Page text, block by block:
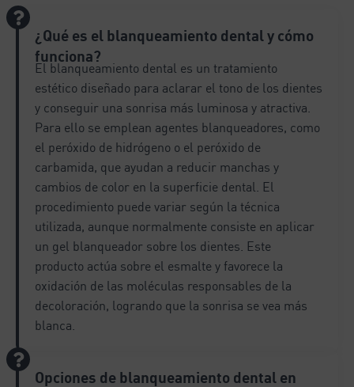
¿Qué es el blanqueamiento dental y cómo
funciona?
El blanqueamiento dental es un tratamiento
estético diseñado para aclarar el tono de los dientes
y conseguir una sonrisa más luminosa y atractiva.
Para ello se emplean agentes blanqueadores, como
el peróxido de hidrógeno o el peróxido de
carbamida, que ayudan a reducir manchas y
cambios de color en la superficie dental. El
procedimiento puede variar según la técnica
utilizada, aunque normalmente consiste en aplicar
un gel blanqueador sobre los dientes. Este
producto actúa sobre el esmalte y favorece la
oxidación de las moléculas responsables de la
decoloración, logrando que la sonrisa se vea más
blanca.
Opciones de blanqueamiento dental en